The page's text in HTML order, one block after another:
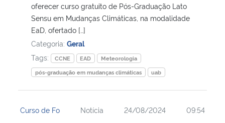
oferecer curso gratuito de Pós-Graduação Lato
Sensu em Mudanças Climáticas, na modalidade
EaD, ofertado […]
Categoria: Geral
Tags:
CCNE EAD
Meteorologia
pós-graduação em mudanças climáticas
uab
Curso de Fo Notícia 24/08/2024 09:54